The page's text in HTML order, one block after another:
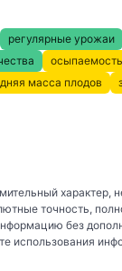
регулярные урожаи
масса плодов
точность,
без
использования